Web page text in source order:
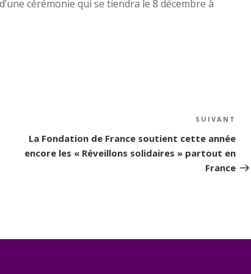
cérémonie qui se tiendra le 8 décembre à
SUIVANT
La Fondation de France soutient cette année
encore les « Réveillons solidaires » partout en
France